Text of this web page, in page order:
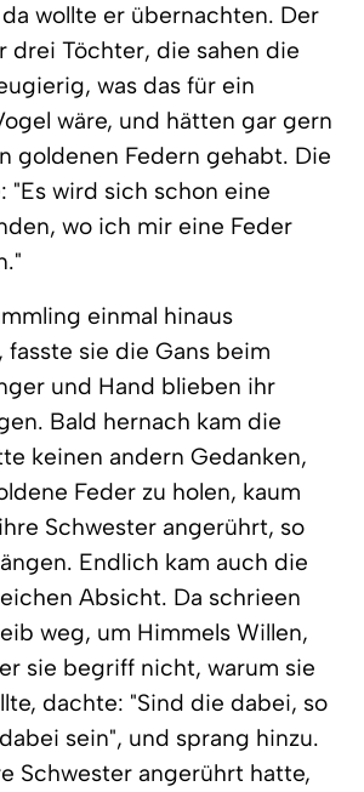
wollte er übernachten. Der
drei Töchter, die sahen die
was das für ein
wäre, und hätten gar gern
goldenen Federn gehabt. Die
"Es wird sich schon eine
wo ich mir eine Feder
einmal hinaus
fasste sie die Gans beim
und Hand blieben ihr
Bald hernach kam die
keinen andern Gedanken,
Feder zu holen, kaum
Schwester angerührt, so
Endlich kam auch die
Absicht. Da schrieen
weg, um Himmels Willen,
sie begriff nicht, warum sie
dachte: "Sind die dabei, so
sein", und sprang hinzu.
Schwester angerührt hatte,